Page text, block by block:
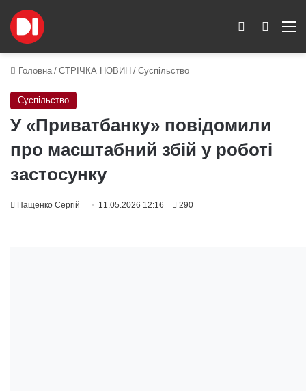
Пошук
Switch skin
Головна / СТРІЧКА НОВИН / Суспільство
Суспільство
У «Приватбанку» повідомили
про масштабний збій у роботі
застосунку
Пащенко Сергій 11.05.2026 12:16 290